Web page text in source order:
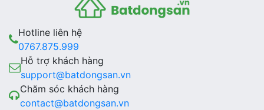
Hotline liên hệ
0767.875.999
Hỗ trợ khách hàng
support@batdongsan.vn
Chăm sóc khách hàng
contact@batdongsan.vn